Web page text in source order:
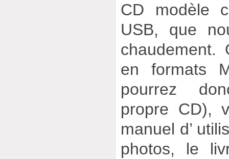
CD modèle
USB, que
chaudement.
en formats
pourrez
propre CD),
manuel d’
photos, le